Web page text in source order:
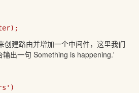
创建路由并增加一个中间件，这里我们
输出一句 Something is happening.'